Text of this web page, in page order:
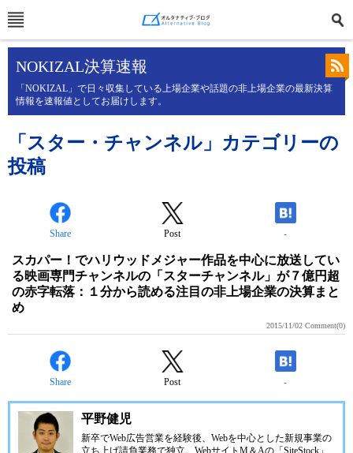
NOKIZAL決算速報
「NOKIZAL」で日々収集している上場企業や話題の非上場企業の最新決算
情報を速報値としてお届けします。
「スター・チャンネル」カテゴリーの
投稿
Share Post -
スカパー！でハリウッドメジャー作品を中心に放送してい
る映画専門チャンネルの「スターチャンネル」が７億円超
の赤字転落：１分から読める注目の非上場企業の決算まと
め
2015/11/02 Comment(0)
Share Post -
平野健児
新卒でWeb広告営業を経験後、Webを中心とした新規事業の
立ち上げ請負業務で独立。WebサイトM＆Aの「SiteStock」